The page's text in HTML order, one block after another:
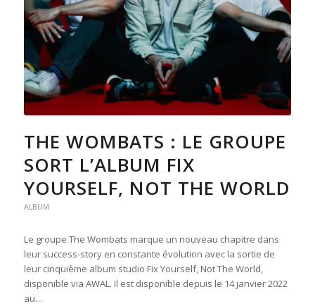
THE WOMBATS : LE GROUPE
SORT L’ALBUM FIX
YOURSELF, NOT THE WORLD
ALBUM
Le groupe The Wombats marque un nouveau chapitre dans
leur success-story en constante évolution avec la sortie de
leur cinquième album studio Fix Yourself, Not The World,
disponible via AWAL. Il est disponible depuis le 14 janvier 2022
au…